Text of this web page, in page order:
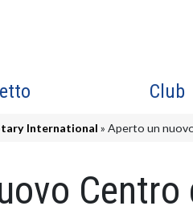
Club
International Aperto un